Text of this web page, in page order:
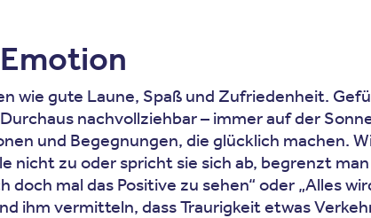
wie gute Laune, Spaß und Zufriedenheit.
nachvollziehbar – immer auf der
und Begegnungen, die glücklich machen.
nicht zu oder spricht sie sich ab, begrenzt
mal das Positive zu sehen“ oder „Alles
ihm vermitteln, dass Traurigkeit etwas